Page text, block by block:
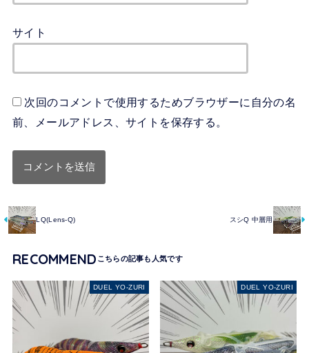
サイト
次回のコメントで使用するためブラウザーに自分の名
前、メールアドレス、サイトを保存する。
LQ(Lens-Q) スシQ 中層用
RECOMMEND
DUEL YO-ZURI DUEL YO-ZURI